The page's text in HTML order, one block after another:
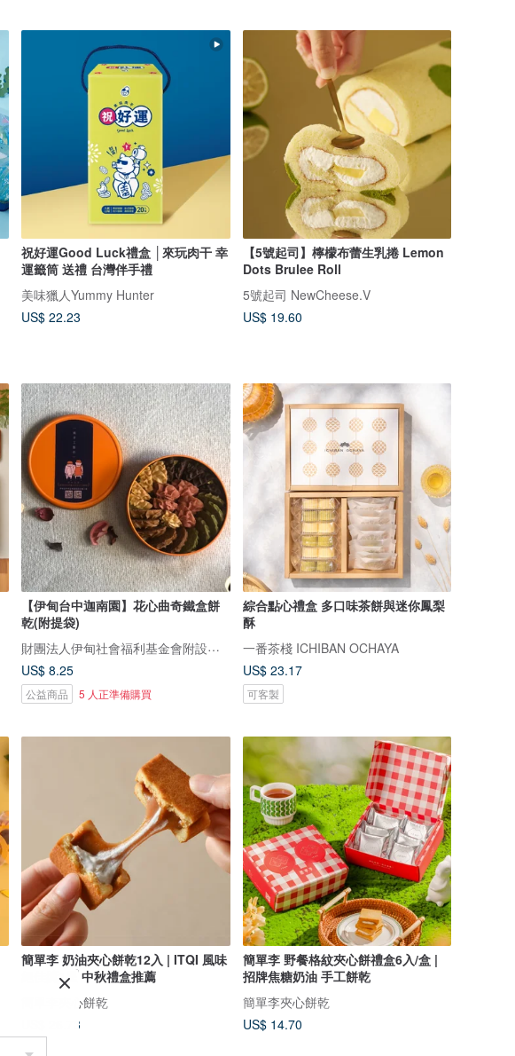
祝好運Good Luck禮盒 │來玩肉干 幸
運籤筒 送禮 台灣伴手禮
美味獵人Yummy Hunter
US$ 22.23
【5號起司】檸檬布蕾生乳捲 Lemon
Dots Brulee Roll
5號起司 NewCheese.V
US$ 19.60
【伊甸台中迦南園】花心曲奇鐵盒餅
乾(附提袋)
財團法人伊甸社會福利基金會附設台中市迦南園烘焙庇護工場
US$ 8.25
公益商品 5 人正準備購買
綜合點心禮盒 多口味茶餅與迷你鳳梨
酥
一番茶棧 ICHIBAN OCHAYA
US$ 23.17
可客製
簡單李 奶油夾心餅乾12入 | ITQI 風味
絕佳獎1星 中秋禮盒推薦
簡單李夾心餅乾
US$ 26.73
簡單李 野餐格紋夾心餅禮盒6入/盒 |
招牌焦糖奶油 手工餅乾
簡單李夾心餅乾
US$ 14.70